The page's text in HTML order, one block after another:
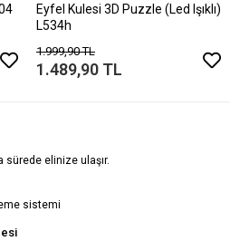
Eyfel Kulesi 3D Puzzle (Led Işıklı)
L534h
1.999,90 TL
1.489,90 TL
sürede elinize ulaşır.
sistemi